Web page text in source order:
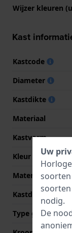
Wijzer kleuren
Kast
Kastcode
Diameter
Kastdikte
Materiaal
Kastvorm
Kleur kast
Materiaal
Kastdeksel
Type glas
Uw
soorten
nodig.
De